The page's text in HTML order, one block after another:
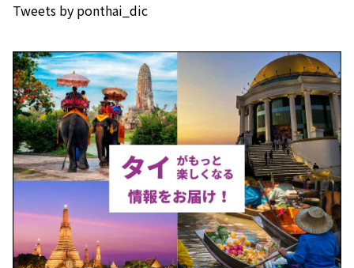
Tweets by ponthai_dic